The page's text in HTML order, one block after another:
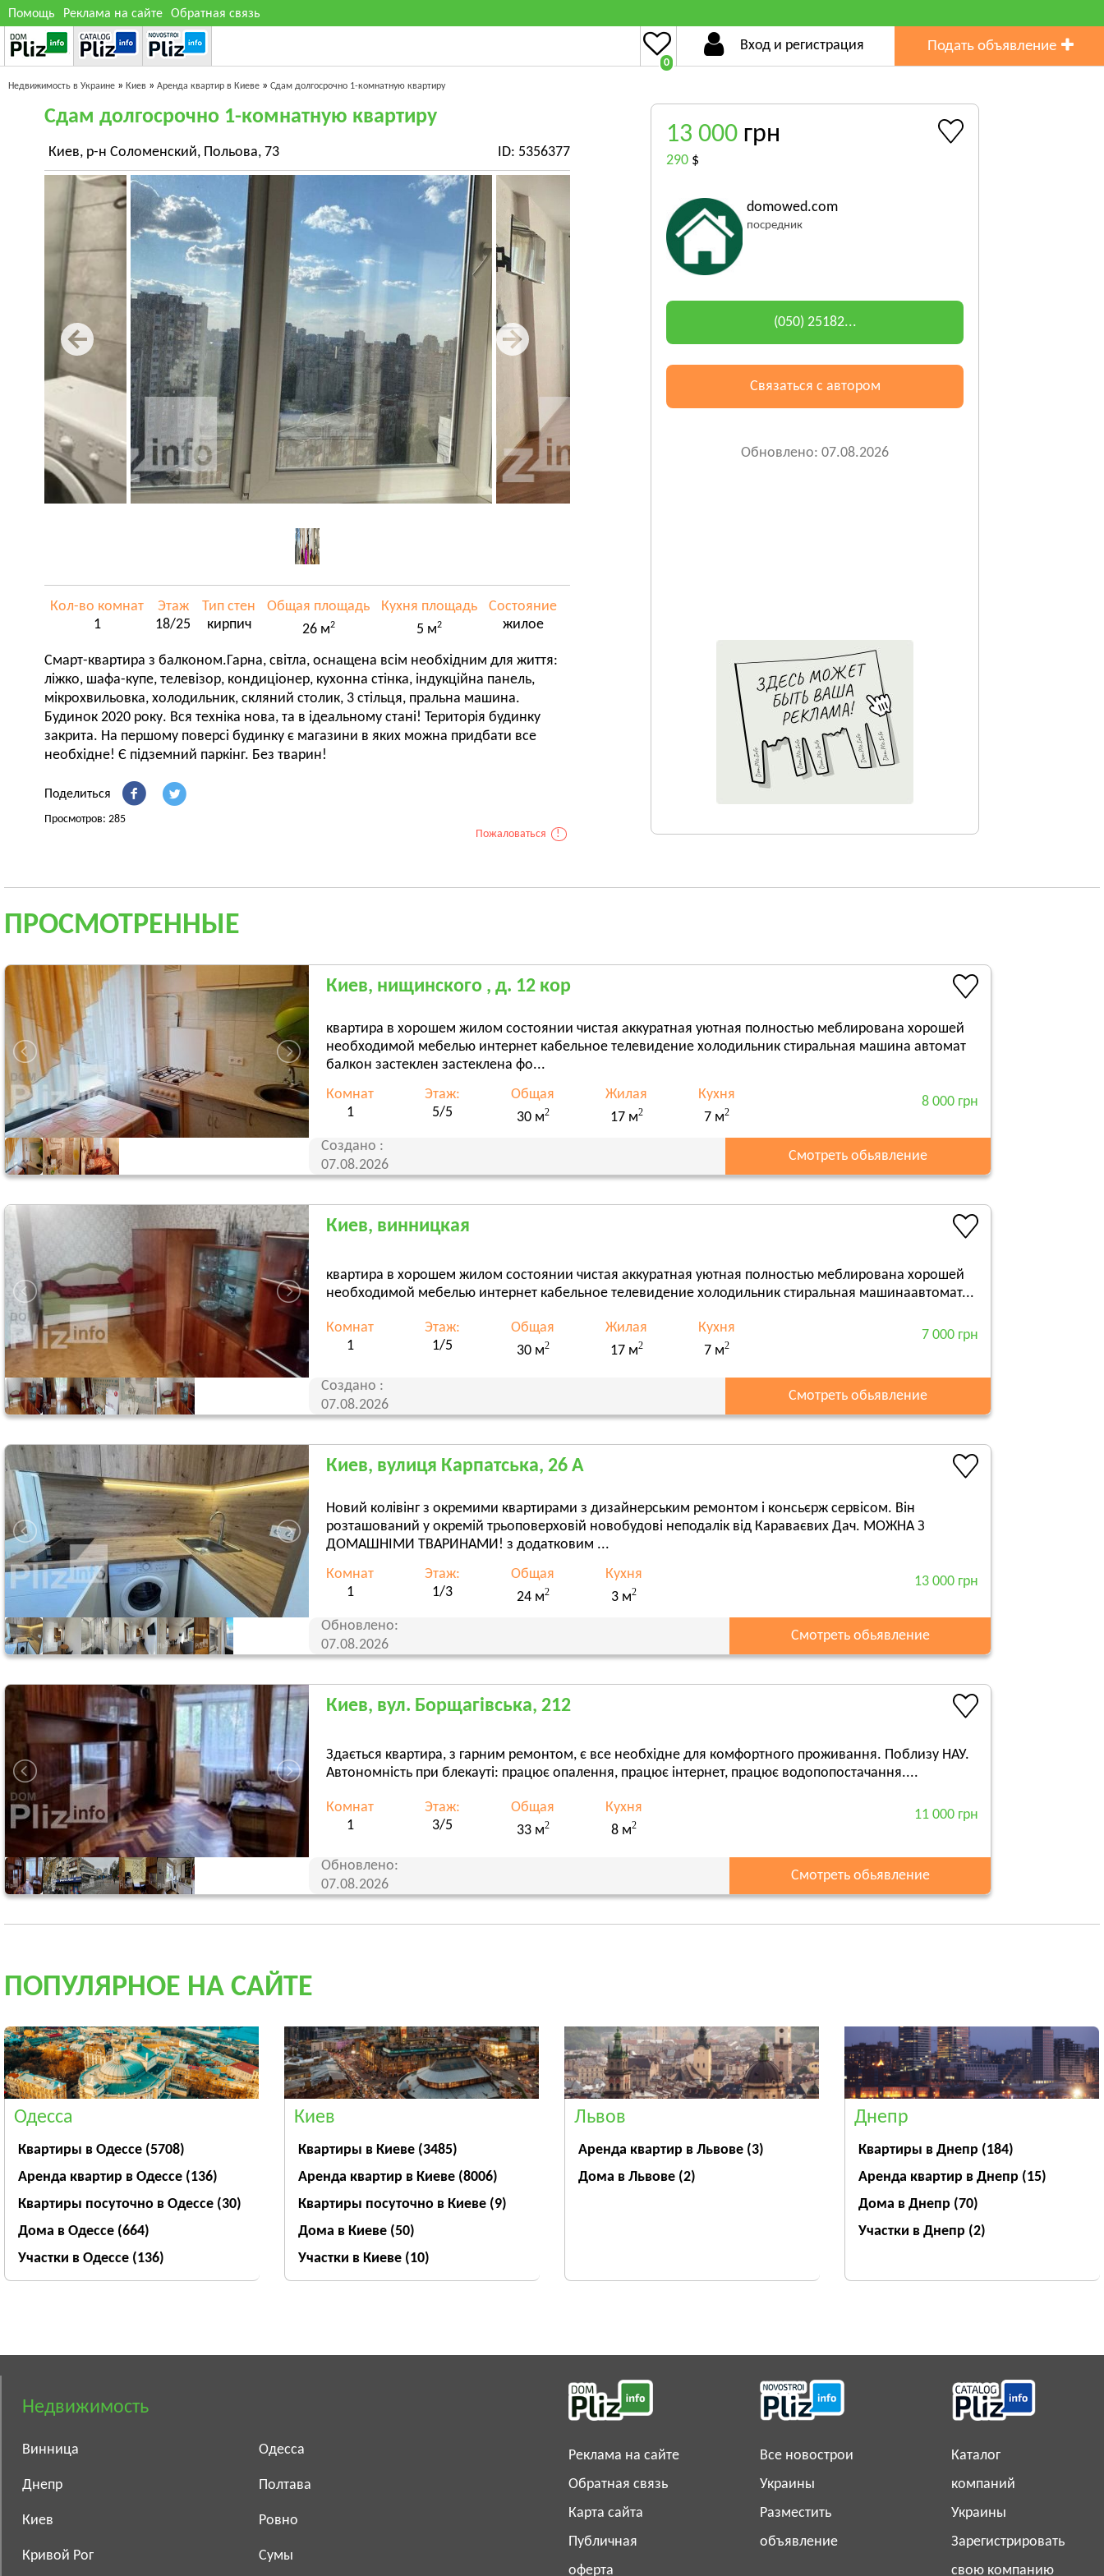
Помощь Реклама на сайте Обратная связь
0
Вход и регистрация Подать объявление
Недвижимость в Украине » Киев » Аренда квартир в Киеве » Сдам долгосрочно 1-комнатную квартиру
Сдам долгосрочно 1-комнатную квартиру
Киев, р-н Соломенский, Польова, 73 ID: 5356377
Кол-во комнат
1
Этаж
18/25
Тип стен
кирпич
Общая площадь
26 м2
Кухня площадь
5 м2
Состояние
жилое
Смарт-квартира з балконом.Гарна, світла, оснащена всім необхідним для життя:
ліжко, шафа-купе, телевізор, кондиціонер, кухонна стінка, індукційна панель,
мікрохвильовка, холодильник, скляний столик, 3 стільця, пральна машина.
Будинок 2020 року. Вся техніка нова, та в ідеальному стані! Територія будинку
закрита. На першому поверсі будинку є магазини в яких можна придбати все
необхідне! Є підземний паркінг. Без тварин!
Поделиться
Просмотров: 285
Пожаловаться
!
13 000 грн
290 $
domowed.com
посредник
(050) 25182...
Связаться с автором
Обновлено: 07.08.2026
ПРОСМОТРЕННЫЕ
Киев, нищинского , д. 12 кор
квартира в хорошем жилом состоянии чистая аккуратная уютная полностью меблирована хорошей
необходимой мебелью интернет кабельное телевидение холодильник стиральная машина автомат
балкон застеклен застеклена фо...
Комнат
1
Этаж:
5/5
Общая
30 м2
Жилая
17 м2
Кухня
7 м2
8 000 грн
Создано :
07.08.2026
Смотреть обьявление
Киев, винницкая
квартира в хорошем жилом состоянии чистая аккуратная уютная полностью меблирована хорошей
необходимой мебелью интернет кабельное телевидение холодильник стиральная машинаавтомат...
Комнат
1
Этаж:
1/5
Общая
30 м2
Жилая
17 м2
Кухня
7 м2
7 000 грн
Создано :
07.08.2026
Смотреть обьявление
Киев, вулиця Карпатська, 26 А
Новий колівінг з окремими квартирами з дизайнерським ремонтом і консьєрж сервісом. Він
розташований у окремій трьоповерховій новобудові неподалік від Караваєвих Дач. МОЖНА З
ДОМАШНІМИ ТВАРИНАМИ! з додатковим ...
Комнат
1
Этаж:
1/3
Общая
24 м2
Кухня
3 м2
13 000 грн
Обновлено:
07.08.2026
Смотреть обьявление
Киев, вул. Борщагівська, 212
Здається квартира, з гарним ремонтом, є все необхідне для комфортного проживання. Поблизу НАУ.
Автономність при блекауті: працює опалення, працює інтернет, працює водопопостачання....
Комнат
1
Этаж:
3/5
Общая
33 м2
Кухня
8 м2
11 000 грн
Обновлено:
07.08.2026
Смотреть обьявление
ПОПУЛЯРНОЕ НА САЙТЕ
Одесса
Квартиры в Одессе (5708)
Аренда квартир в Одессе (136)
Квартиры посуточно в Одессе (30)
Дома в Одессе (664)
Участки в Одессе (136)
Киев
Квартиры в Киеве (3485)
Аренда квартир в Киеве (8006)
Квартиры посуточно в Киеве (9)
Дома в Киеве (50)
Участки в Киеве (10)
Львов
Аренда квартир в Львове (3)
Дома в Львове (2)
Днепр
Квартиры в Днепр (184)
Аренда квартир в Днепр (15)
Дома в Днепр (70)
Участки в Днепр (2)
Недвижимость
Винница
Днепр
Киев
Кривой Рог
Одесса
Полтава
Ровно
Сумы
Реклама на сайте
Обратная связь
Карта сайта
Публичная
оферта
Все новострои
Украины
Разместить
объявление
Каталог
компаний
Украины
Зарегистрировать
свою компанию